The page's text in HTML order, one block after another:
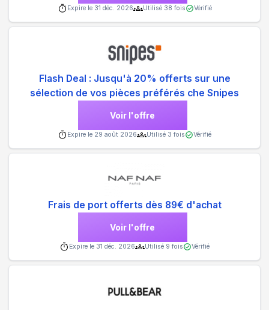
Expire le 31 déc. 2026 Utilisé 38 fois Vérifié
Flash Deal : Jusqu'à 20% offerts sur une
sélection de vos pièces préférés che Snipes
Voir l'offre
Expire le 29 août 2026 Utilisé 3 fois Vérifié
Frais de port offerts dès 89€ d'achat
Voir l'offre
Expire le 31 déc. 2026 Utilisé 9 fois Vérifié